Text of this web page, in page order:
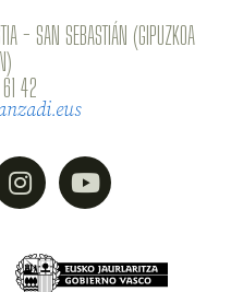
- SAN SEBASTIÁN (GIPUZKOA
42